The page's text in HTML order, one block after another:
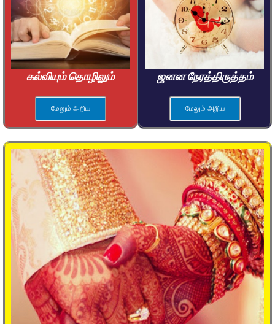
கல்வியும் தொழிலும்
மேலும் அறிய
ஜனன நேரத்திருத்தம்
மேலும் அறிய